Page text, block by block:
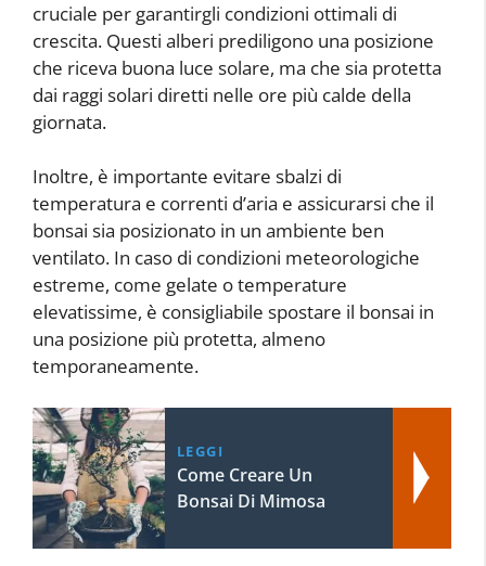
cruciale per garantirgli condizioni ottimali di
crescita. Questi alberi prediligono una posizione
che riceva buona luce solare, ma che sia protetta
dai raggi solari diretti nelle ore più calde della
giornata.
Inoltre, è importante evitare sbalzi di
temperatura e correnti d’aria e assicurarsi che il
bonsai sia posizionato in un ambiente ben
ventilato. In caso di condizioni meteorologiche
estreme, come gelate o temperature
elevatissime, è consigliabile spostare il bonsai in
una posizione più protetta, almeno
temporaneamente.
LEGGI
Come Creare Un
Bonsai Di Mimosa